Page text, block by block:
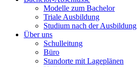
Modelle zum Bachelor
Triale Ausbildung
Studium nach der Ausbildung
Über uns
Schulleitung
Büro
Standorte mit Lageplänen